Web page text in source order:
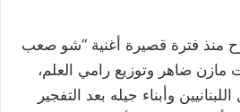
منذ فترة قصيرة أغنية “شو صعب
مازن ضاهر وتوزيع رامي العلم،
وأبناء جيله بعد التفجير